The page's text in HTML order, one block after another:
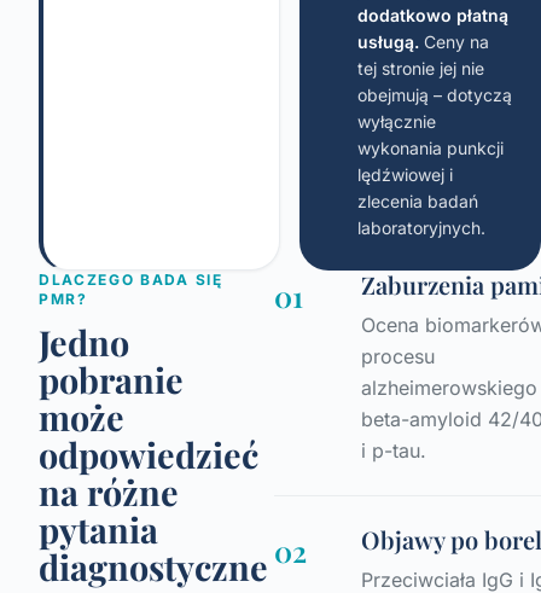
dodatkowo płatną
usługą. Ceny na
tej stronie jej nie
obejmują – dotyczą
wyłącznie
wykonania punkcji
lędźwiowej i
zlecenia badań
laboratoryjnych.
DLACZEGO BADA SIĘ
PMR?
Jedno
pobranie
może
odpowiedzieć
na różne
pytania
diagnostyczne
01 Zaburzenia
Ocena
procesu
alzheimerowskiego
beta-amyloid 42/
i p-tau.
02 Objawy po
Przeciwciała IgG i